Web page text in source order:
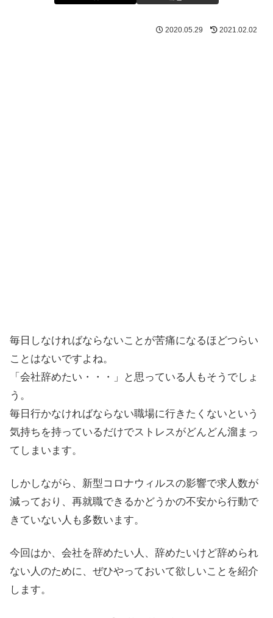
2020.05.29 2021.02.02
毎日しなければならないことが苦痛になるほどつらい
ことはないですよね。
「会社辞めたい・・・」と思っている人もそうでしょ
う。
毎日行かなければならない職場に行きたくないという
気持ちを持っているだけでストレスがどんどん溜まっ
てしまいます。
しかしながら、新型コロナウィルスの影響で求人数が
減っており、再就職できるかどうかの不安から行動で
きていない人も多数います。
今回はか、会社を辞めたい人、辞めたいけど辞められ
ない人のために、ぜひやっておいて欲しいことを紹介
します。